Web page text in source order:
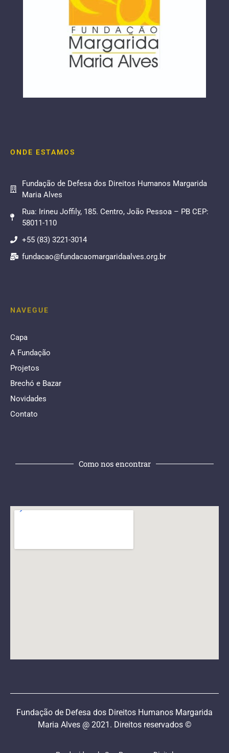
ONDE ESTAMOS
Fundação de Defesa dos Direitos Humanos Margarida
Maria Alves
Rua: Irineu Joffily, 185. Centro, João Pessoa – PB CEP:
58011-110
+55 (83) 3221-3014
fundacao@fundacaomargaridaalves.org.br
NAVEGUE
Capa
A Fundação
Projetos
Brechó e Bazar
Novidades
Contato
Como nos encontrar
Fundação de Defesa dos Direitos Humanos Margarida
Maria Alves @ 2021. Direitos reservados ©